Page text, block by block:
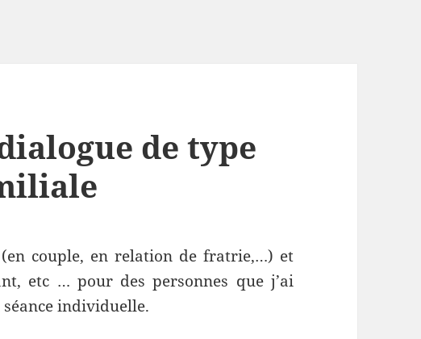
de type
couple, en relation de fratrie,…) et
etc … pour des personnes que j’ai
individuelle.